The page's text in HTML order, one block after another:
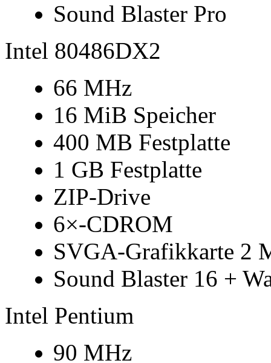
Sound Blaster Pro
Intel 80486DX2
66 MHz
16 MiB Speicher
400 MB Festplatte
1 GB Festplatte
ZIP-Drive
6×-CDROM
SVGA-Grafikkarte 2
Sound Blaster 16 +
Intel Pentium
90 MHz